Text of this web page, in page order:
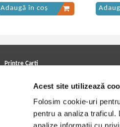
Acest site utilizează
Folosim cookie-uri
pentru a analiza traficul.
Adaugă în coș
Printre Carti
Cele mai căutate cărți